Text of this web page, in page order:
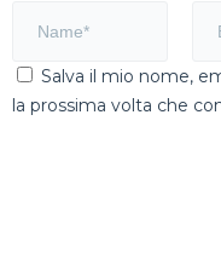
Salva il mio nome,
la prossima volta che